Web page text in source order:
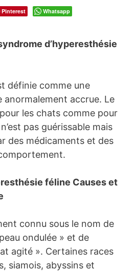
Pinterest
Whatsapp
d’hyperesthésie
définie comme une
anormalement accrue. Le
les chats comme pour
pas guérissable mais
des médicaments et des
féline Causes et
connu sous le nom de
ondulée » et de
agité ». Certaines races
siamois, abyssins et